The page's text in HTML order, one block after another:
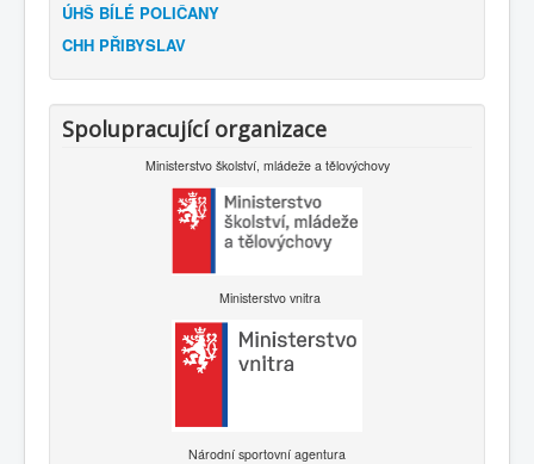
ÚHŠ BÍLÉ POLIČANY
CHH PŘIBYSLAV
Spolupracující organizace
Ministerstvo školství, mládeže a tělovýchovy
Ministerstvo vnitra
Národní sportovní agentura